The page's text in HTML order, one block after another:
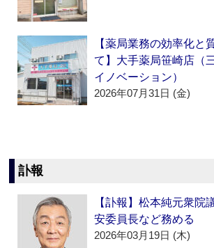
【薬局業務の効率化と
て】大手薬局笹崎店（
イノベーション）
2026年07月31日 (金)
訃報
【訃報】松本純元衆院
安委員長など務める
2026年03月19日 (木)